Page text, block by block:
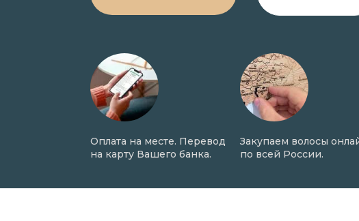
Оплата на месте. Перевод
на карту Вашего банка.
Закупаем волосы онлайн
по всей России.